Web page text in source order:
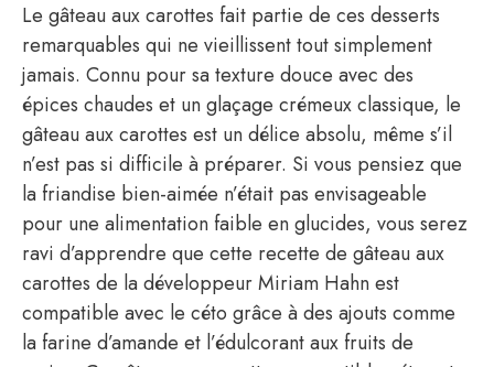
Le gâteau aux carottes fait partie de ces desserts
remarquables qui ne vieillissent tout simplement
jamais. Connu pour sa texture douce avec des
épices chaudes et un glaçage crémeux classique, le
gâteau aux carottes est un délice absolu, même s’il
n’est pas si difficile à préparer. Si vous pensiez que
la friandise bien-aimée n’était pas envisageable
pour une alimentation faible en glucides, vous serez
ravi d’apprendre que cette recette de gâteau aux
carottes de la développeur Miriam Hahn est
compatible avec le céto grâce à des ajouts comme
la farine d’amande et l’édulcorant aux fruits de